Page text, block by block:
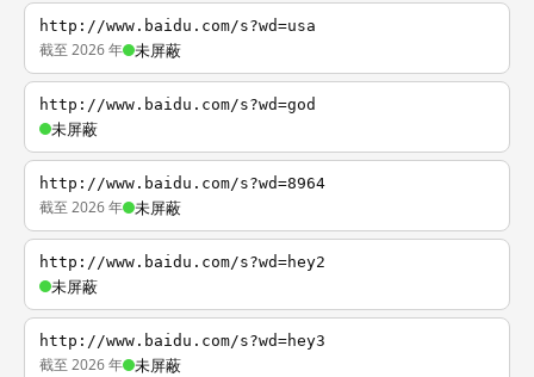
http://www.baidu.com/s?wd=usa
截至 2026 年 未屏蔽
http://www.baidu.com/s?wd=god
未屏蔽
http://www.baidu.com/s?wd=8964
截至 2026 年 未屏蔽
http://www.baidu.com/s?wd=hey2
未屏蔽
http://www.baidu.com/s?wd=hey3
截至 2026 年 未屏蔽